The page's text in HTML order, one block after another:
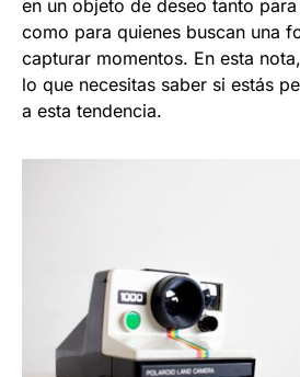
en un objeto de deseo tanto
como para quienes buscan una
capturar momentos. En esta
lo que necesitas saber si estás
a esta tendencia.